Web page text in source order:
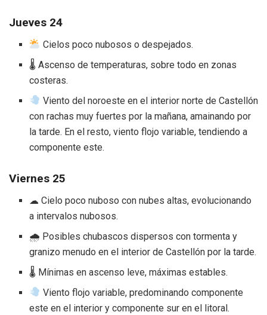
Jueves 24
Cielos poco nubosos o despejados.
🌡 Ascenso de temperaturas, sobre todo en zonas
costeras.
Viento del noroeste en el interior norte de Castellón
con rachas muy fuertes por la mañana, amainando por
la tarde. En el resto, viento flojo variable, tendiendo a
componente este.
Viernes 25
☁ Cielo poco nuboso con nubes altas, evolucionando
a intervalos nubosos.
🌧 Posibles chubascos dispersos con tormenta y
granizo menudo en el interior de Castellón por la tarde.
🌡 Mínimas en ascenso leve, máximas estables.
Viento flojo variable, predominando componente
este en el interior y componente sur en el litoral.